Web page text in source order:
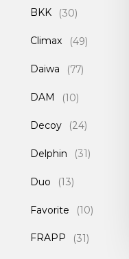
BKK (30)
Climax (49)
Daiwa (77)
DAM (10)
Decoy (24)
Delphin (31)
Duo (13)
Favorite (10)
FRAPP (31)